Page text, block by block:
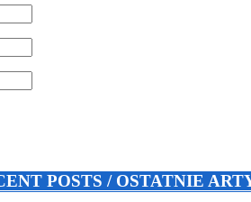
POSTS / OSTATNIE